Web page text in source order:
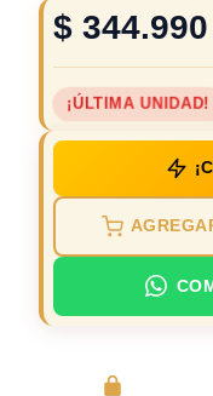
$ 344.990
¡ÚLTIMA UNIDAD!